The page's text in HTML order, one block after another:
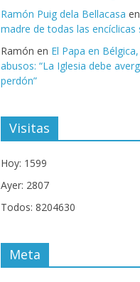
Ramón Puig dela Bellacasa en
madre de todas las encíclicas
Ramón en El Papa en
abusos: “La Iglesia debe
perdón”
Visitas
Hoy: 1599
Ayer: 2807
Todos: 8204630
Meta